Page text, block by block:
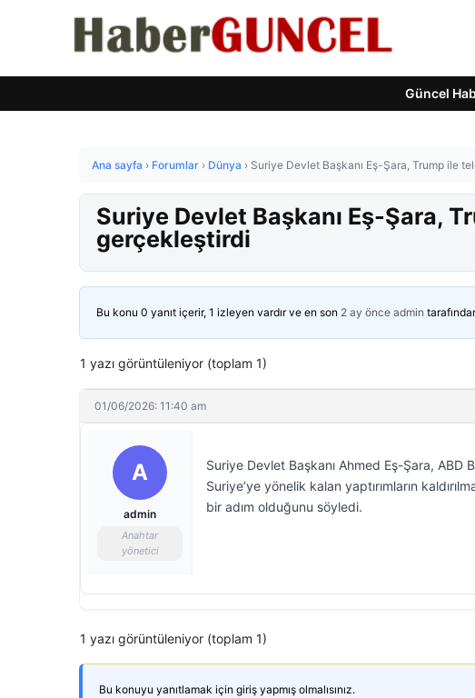
Güncel
Ana sayfa › Forumlar › Dünya › Suriye Devlet Başkanı Eş-Şara, Trump ile
Suriye Devlet Başkanı Eş-Şara,
gerçekleştirdi
Bu konu 0 yanıt içerir, 1 izleyen vardır ve en son 2 ay önce admin
1 yazı görüntüleniyor (toplam 1)
01/06/2026: 11:40 am
A
admin
Anahtar
yönetici
Suriye Devlet Başkanı Ahmed Eş-Şara,
Suriye’ye yönelik kalan yaptırımların
bir adım olduğunu söyledi.
1 yazı görüntüleniyor (toplam 1)
Bu konuyu yanıtlamak için giriş yapmış olmalısınız.